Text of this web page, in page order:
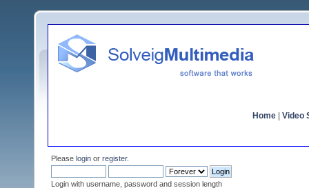
Home Video
Please login or register.
Login with username, password and session length